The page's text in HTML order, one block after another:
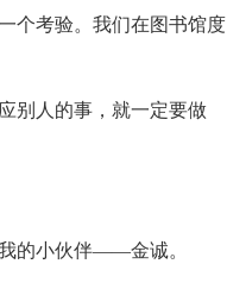
个考验。我们在图书馆度
别人的事，就一定要做
的小伙伴——金诚。